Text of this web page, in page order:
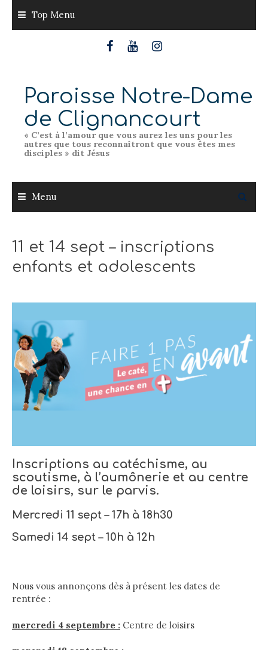
content
Top Menu
Paroisse Notre-Dame
de Clignancourt
« C’est à l’amour que vous aurez les uns pour les
autres que tous reconnaîtront que vous êtes mes
disciples » dit Jésus
Menu
11 et 14 sept – inscriptions
enfants et adolescents
Inscriptions au catéchisme, au
scoutisme, à l’aumônerie et au centre
de loisirs, sur le parvis.
Mercredi 11 sept – 17h à 18h30
Samedi 14 sept – 10h à 12h
Nous vous annonçons dès à présent les dates de
rentrée :
mercredi 4 septembre : Centre de loisirs